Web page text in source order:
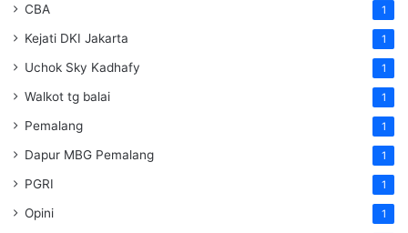
CBA 1
Kejati DKI Jakarta 1
Uchok Sky Kadhafy 1
Walkot tg balai 1
Pemalang 1
Dapur MBG Pemalang 1
PGRI 1
Opini 1